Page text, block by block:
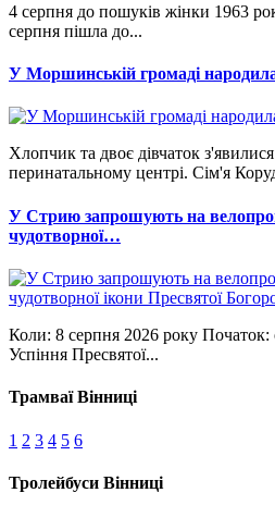
4 серпня до пошуків жінки 1963
серпня пішла до...
У Моршинській громаді
Хлопчик та двоє дівчаток
перинатальному центрі. Сім'я
У Стрию запрошують на
чудотворної…
Коли: 8 серпня 2026 року
Успіння Пресвятої...
Трамваї Вінниці
1 2 3 4 5 6
Тролейбуси Вінниці